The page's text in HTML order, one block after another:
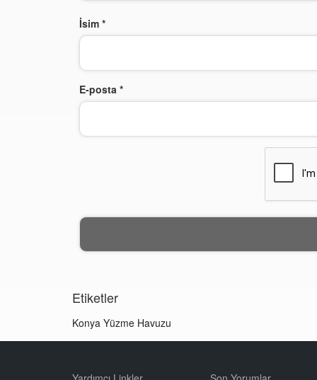
İsim *
E-posta *
Etiketler
Konya Yüzme Havuzu